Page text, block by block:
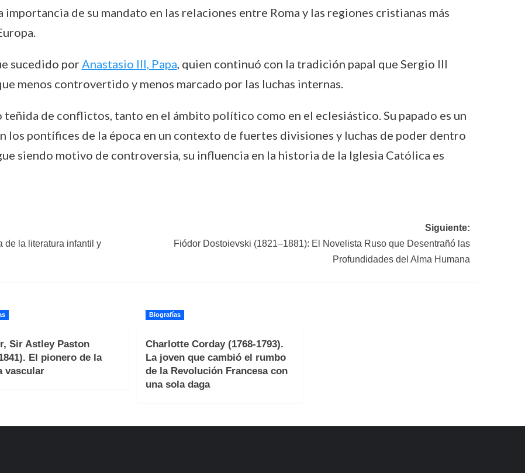
de su mandato en las relaciones entre Roma y las regiones cristianas más
sucedido por Anastasio III, Papa, quien continuó con la tradición papal que Sergio III
menos controvertido y menos marcado por las luchas internas.
teñida de conflictos, tanto en el ámbito político como en el eclesiástico. Su papado es un
los pontífices de la época en un contexto de fuertes divisiones y luchas de poder dentro
siendo motivo de controversia, su influencia en la historia de la Iglesia Católica es
de la literatura infantil y
Siguiente:
Fiódor Dostoievski (1821–1881): El Novelista Ruso que Desentrañó las
Profundidades del Alma Humana
Sir Astley Paston
El pionero de la
vascular
Biografías
Charlotte Corday (1768-1793).
La joven que cambió el rumbo
de la Revolución Francesa con
una sola daga